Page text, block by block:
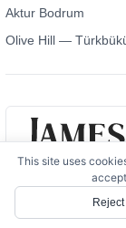
Aktur Bodrum
Olive Hill —
This site uses
Reject